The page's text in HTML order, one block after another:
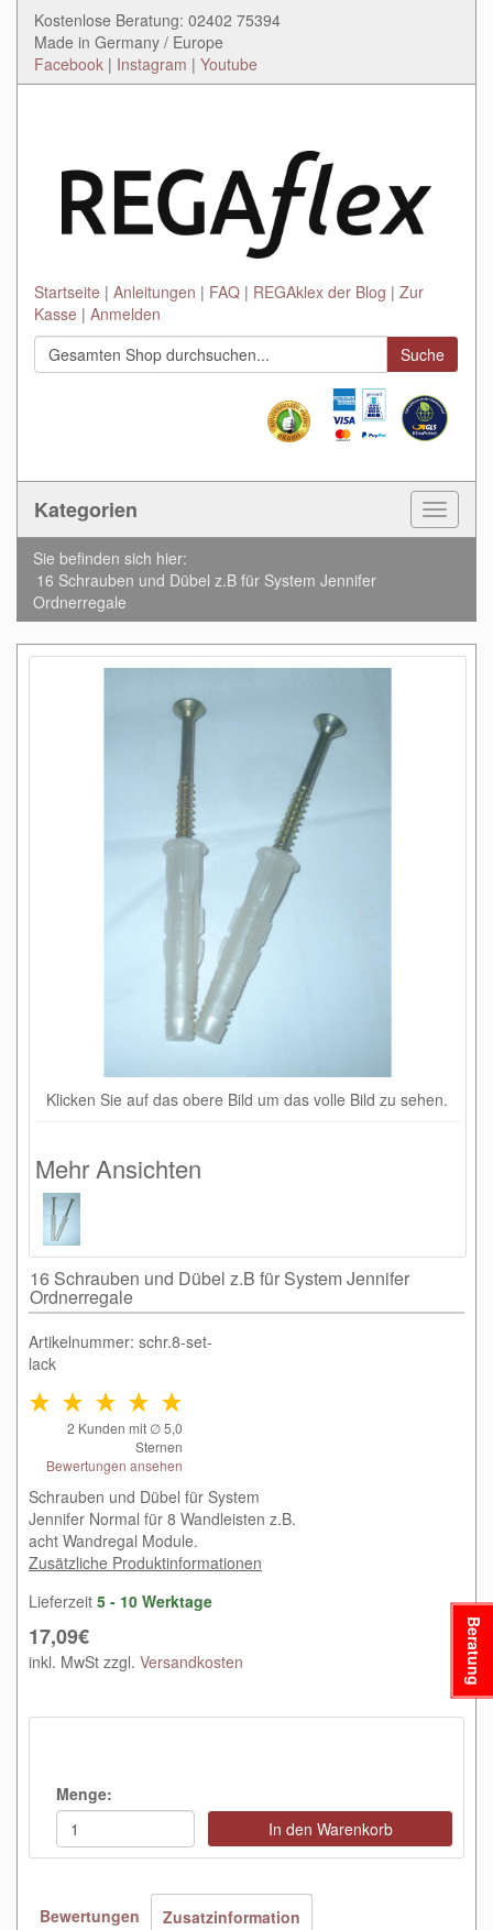
Kostenlose Beratung: 02402 75394
Made in Germany / Europe
Facebook | Instagram | Youtube
Startseite Anleitungen FAQ REGAklex der Blog
Zur
Kasse
Anmelden
Suche
Kategorien
Toggle
Sie befinden sich hier:
16 Schrauben und Dübel z.B für System Jennifer
Ordnerregale
Klicken Sie auf das obere Bild um das volle Bild zu sehen.
Mehr Ansichten
16 Schrauben und Dübel z.B für System Jennifer
Ordnerregale
Artikelnummer: schr.8-set-
lack
2 Kunden mit ∅5,0
Sternen
Bewertungen ansehen
Schrauben und Dübel für System
Jennifer Normal für 8 Wandleisten z.B.
acht Wandregal Module.
Zusätzliche Produktinformationen
Lieferzeit 5 - 10 Werktage
17,09€
inkl. MwSt zzgl. Versandkosten
Menge:
In den Warenkorb
Bewertungen Zusatzinformation
Beratung